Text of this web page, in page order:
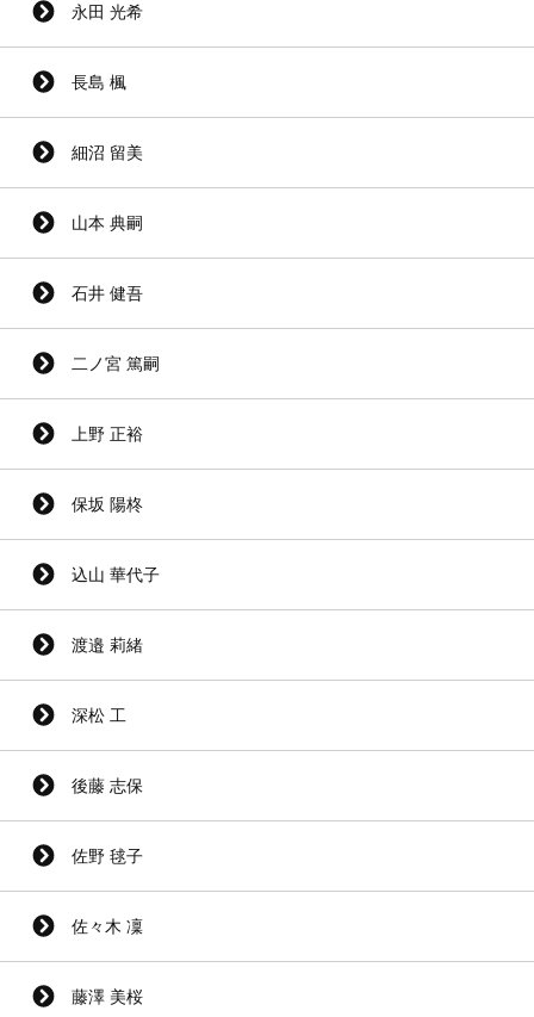
永田 光希
長島 楓
細沼 留美
山本 典嗣
石井 健吾
二ノ宮 篤嗣
上野 正裕
保坂 陽柊
込山 華代子
渡邉 莉緒
深松 工
後藤 志保
佐野 毬子
佐々木 凜
藤澤 美桜